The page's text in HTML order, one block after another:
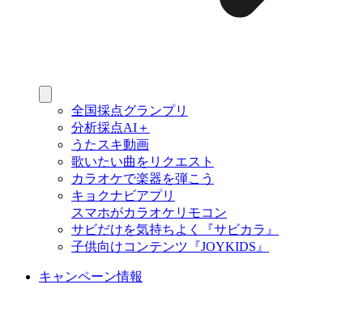
全国採点グランプリ
分析採点AI＋
うたスキ動画
歌いたい曲をリクエスト
カラオケで楽器を弾こう
キョクナビアプリ
スマホがカラオケリモコン
サビだけを気持ちよく『サビカラ』
子供向けコンテンツ『JOYKIDS』
キャンペーン情報